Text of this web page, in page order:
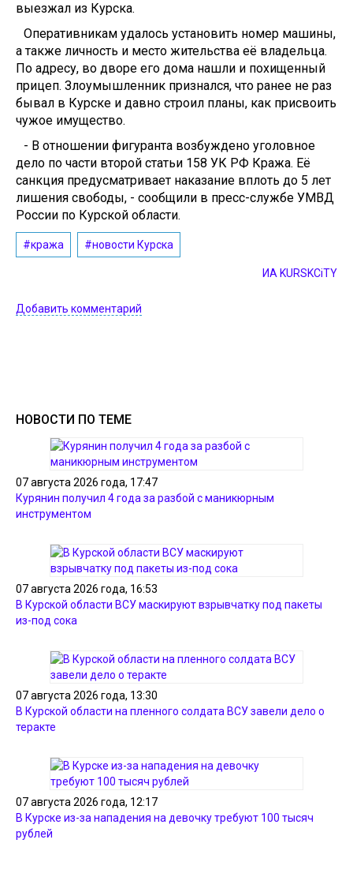
выезжал из Курска.
Оперативникам удалось установить номер машины,
а также личность и место жительства её владельца.
По адресу, во дворе его дома нашли и похищенный
прицеп. Злоумышленник признался, что ранее не раз
бывал в Курске и давно строил планы, как присвоить
чужое имущество.
- В отношении фигуранта возбуждено уголовное
дело по части второй статьи 158 УК РФ Кража. Её
санкция предусматривает наказание вплоть до 5 лет
лишения свободы, - сообщили в пресс-службе УМВД
России по Курской области.
#кража #новости Курска
ИА KURSKCiTY
Добавить комментарий
НОВОСТИ ПО ТЕМЕ
07 августа 2026 года, 17:47
Курянин получил 4 года за разбой с маникюрным
инструментом
07 августа 2026 года, 16:53
В Курской области ВСУ маскируют взрывчатку под пакеты
из-под сока
07 августа 2026 года, 13:30
В Курской области на пленного солдата ВСУ завели дело о
теракте
07 августа 2026 года, 12:17
В Курске из-за нападения на девочку требуют 100 тысяч
рублей